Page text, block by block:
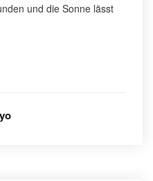
und die Sonne lässt